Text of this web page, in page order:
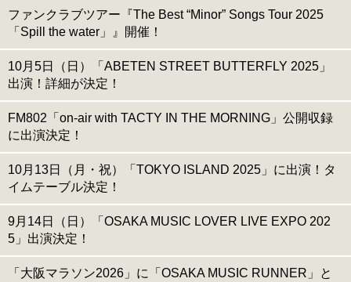
ファンクラブツアー『The Best “Minor” Songs Tour 2025
「Spill the water」』開催！
10月5日（日）「ABETEN STREET BUTTERFLY 2025」
出演！詳細が決定！
FM802「on-air with TACTY IN THE MORNING」公開収録
に出演決定！
10月13日（月・祝）「TOKYO ISLAND 2025」に出演！タ
イムテーブル決定！
9月14日（日）「OSAKA MUSIC LOVER LIVE EXPO 202
5」出演決定！
「大阪マラソン2026」に「OSAKA MUSIC RUNNER」と